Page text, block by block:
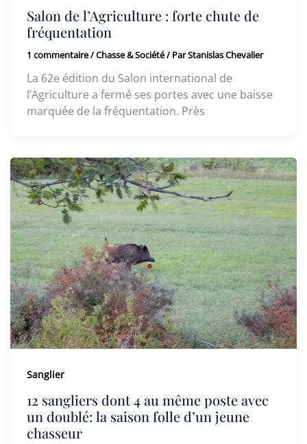
Salon de l’Agriculture : forte chute de
fréquentation
1 commentaire/Chasse & Société/ ParStanislas Chevalier
La 62e édition du Salon international de
l’Agriculture a fermé ses portes avec une baisse
marquée de la fréquentation. Près
Sanglier
12 sangliers dont 4 au même poste avec
un doublé: la saison folle d’un jeune
chasseur